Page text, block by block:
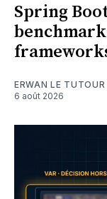
Spring
ERWAN LE TUTOUR
6 août 2026